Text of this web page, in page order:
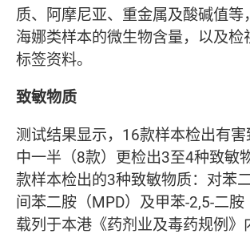
质、阿摩尼亚、重金属及酸碱值等
海娜类样本的微生物含量，以及检
标签资料。
致敏物质
测试结果显示，16款样本检出有
中一半（8款）更检出3至4种致敏
款样本检出的3种致敏物质：对苯二
间苯二胺（MPD）及甲苯-2,5-二胺
载列于本港《药剂业及毒药规例》